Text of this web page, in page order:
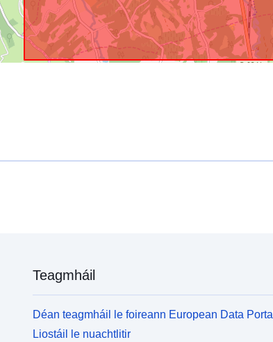
Teagmháil
Déan teagmháil le foireann European Data Portal
Liostáil le nuachtlitir